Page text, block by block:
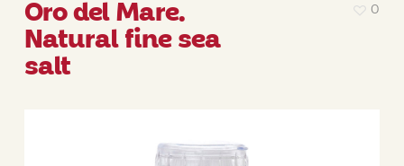
Oro del Mare.
Natural fine sea
salt
0